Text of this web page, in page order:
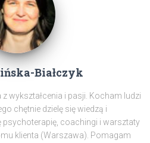
Białczyk
wykształcenia i pasji. Kocham ludzi
chętnie dzielę się wiedzą i
coachingi i warsztaty
klienta (Warszawa). Pomagam